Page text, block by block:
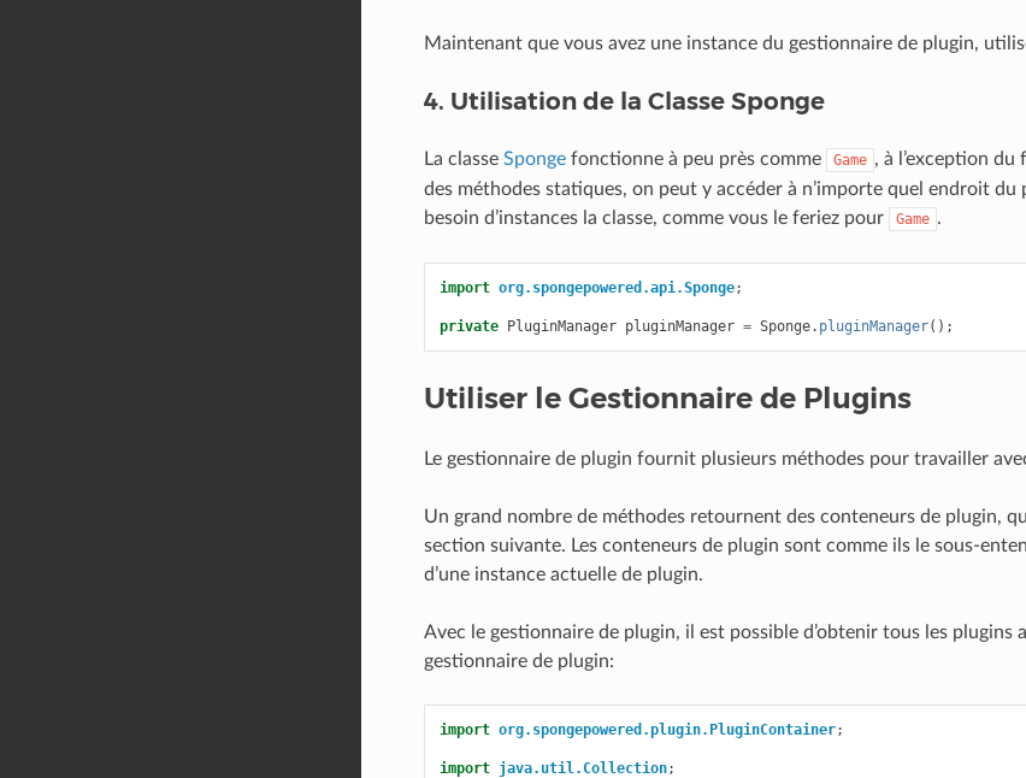
Maintenant que vous avez une instance du gestionnaire de plugin,
4. Utilisation de la Classe Sponge
La classe Spongefonctionne à peu près comme Game , à l’exception du
des méthodes statiques, on peut y accéder à n’importe quel endroit du
besoin d’instances la classe, comme vous le feriez pour
Game .
import org.spongepowered.api.Sponge;
private PluginManager pluginManager = Sponge. pluginManager();
Utiliser le Gestionnaire de Plugins
Le gestionnaire de plugin fournit plusieurs méthodes pour travailler
Un grand nombre de méthodes retournent des conteneurs de plugin,
section suivante. Les conteneurs de plugin sont comme ils le sous-
d’une instance actuelle de plugin.
Avec le gestionnaire de plugin, il est possible d’obtenir tous les plugins
gestionnaire de plugin:
import org.spongepowered.plugin.PluginContainer;
import java.util.Collection;